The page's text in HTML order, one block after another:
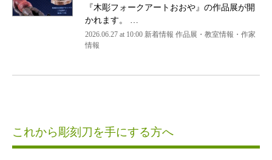
『木彫フォークアートおおや』の作品展が開
かれます。 …
2026.06.27 at 10:00 新着情報 作品展・教室情報・作家
情報
これから彫刻刀を手にする方へ